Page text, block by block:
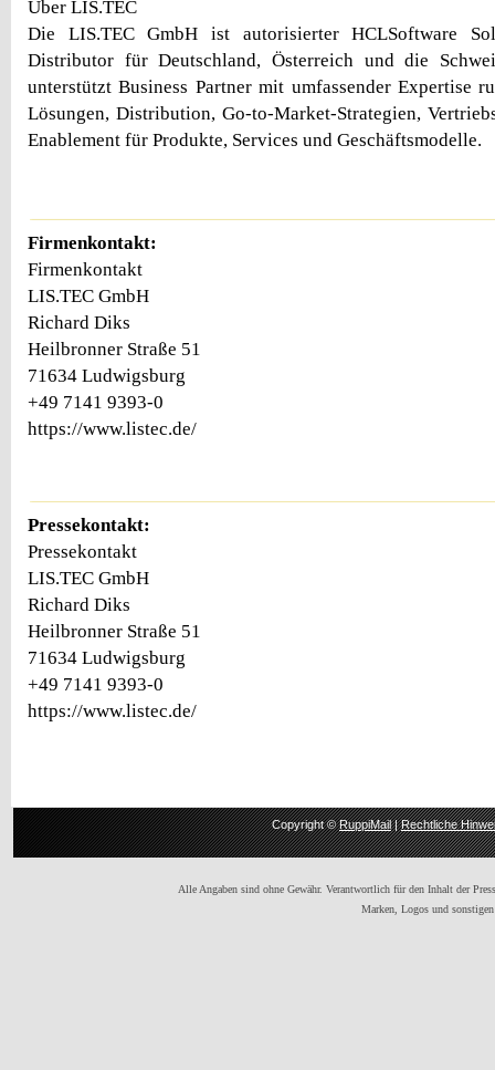
Über LIS.TEC
Die LIS.TEC GmbH ist autorisierter HCLSoftware
Distributor für Deutschland, Österreich und die
unterstützt Business Partner mit umfassender Expertise
Lösungen, Distribution, Go-to-Market-Strategien,
Enablement für Produkte, Services und Geschäftsmodelle.
Firmenkontakt:
Firmenkontakt
LIS.TEC GmbH
Richard Diks
Heilbronner Straße 51
71634 Ludwigsburg
+49 7141 9393-0
https://www.listec.de/
Pressekontakt:
Pressekontakt
LIS.TEC GmbH
Richard Diks
Heilbronner Straße 51
71634 Ludwigsburg
+49 7141 9393-0
https://www.listec.de/
Copyright ©RuppiMail|Rechtliche
Alle Angaben sind ohne Gewähr. Verantwortlich für den Inhalt der
Marken, Logos und